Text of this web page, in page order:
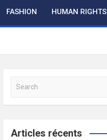
FASHION HUMAN RIGHTS
a
c
Articles récents